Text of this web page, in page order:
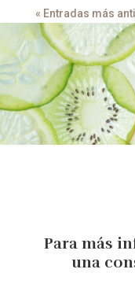
« Entradas más
Para más
una